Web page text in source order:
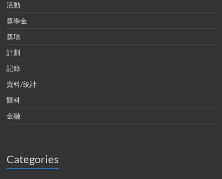
活動
獎學金
獎項
計劃
記錄
資料/統計
醫科
金融
Categories